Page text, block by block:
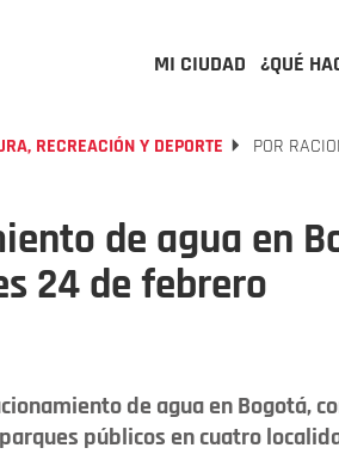
MI CIUDAD ¿QUÉ
RECREACIÓN Y DEPORTE POR
de agua en
24 de febrero
de agua en Bogotá,
públicos en cuatro